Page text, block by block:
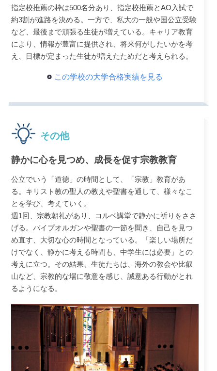
指定校推薦の枠は500名分あり、指定校推薦とAO入試で
約3割が進路を決める。一方で、私大の一般や国公立受験
など、最後まで頑張る生徒が増えている。キャリア教育
により、情報が豊富に提供され、将来何がしたいかを考
え、目標が定まった生徒が増えたためだと考えられる。
この学校の大学合格実績を見る
その他
静かに心を見つめ、成長を促す宗教教育
公立でいう「道徳」の時間として、「宗教」教育があ
る。キリスト教の聖人の教えや聖書を通して、様々なこ
とを学び、考えていく。
週1回、宗教朝礼があり、コルベ講堂で静かに祈りをささ
げる。パイプオルガンや聖書の一節を聞き、自己を見つ
め直す、大切な心の時間となっている。「楽しい場所だ
けでなく、静かに考える時間も、中学生には必要」との
考えに立つ。その結果、生徒たちは、海外の教会や比叡
山など、宗教的な場に敬意を感じ、誠意ある行動がとれ
るようになる。